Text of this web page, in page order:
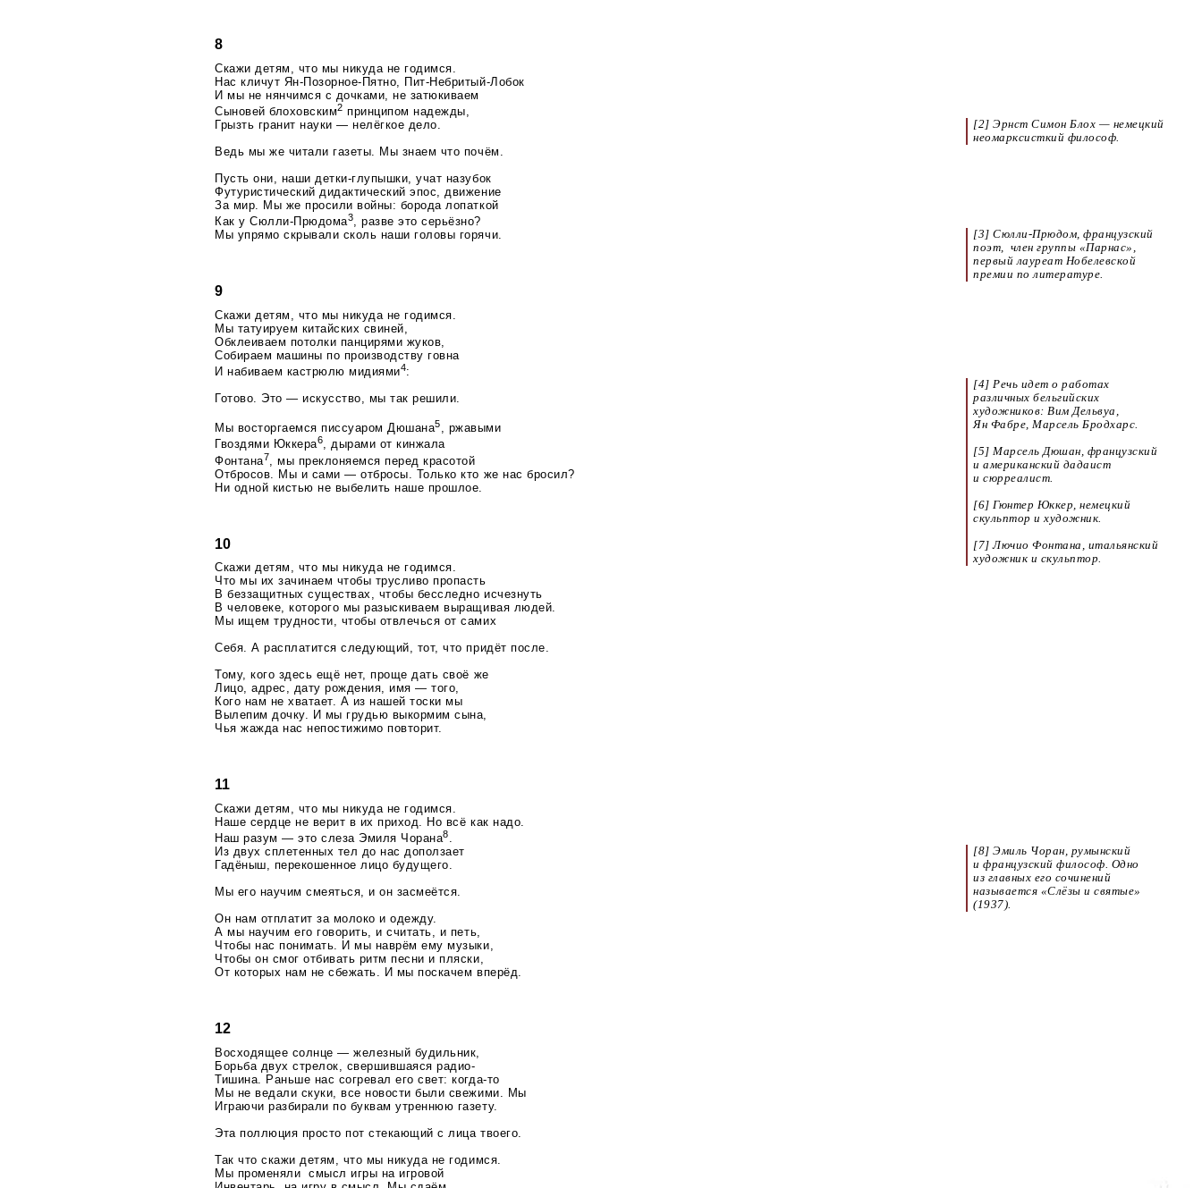
8
Скажи детям, что мы никуда не годимся.
Нас кличут Ян-Позорное-Пятно, Пит-Небритый-Лобок
И мы не нянчимся с дочками, не затюкиваем
Сыновей блоховским2
[2] Эрнст Симон Блох — немецкий
неомарксисткий философ.
принципом надежды,
Грызть гранит науки — нелёгкое дело.
Ведь мы же читали газеты. Мы знаем что почём.
Пусть они, наши детки-глупышки , учат назубок
Футуристический дидактический эпос, движение
За мир. Мы же просили войны: борода лопаткой
Как уСюлли-Прюдома3
[3]Сюлли-Прюдом, французский
поэт, член группы «Парнас»,
первый лауреат Нобелевской
премии по литературе.
, разве это серьёзно?
Мы упрямо скрывали сколь наши головы горячи.
9
Скажи детям, что мы никуда не годимся.
Мы татуируем китайских свиней,
Обклеиваем потолки панцирями жуков,
Собираем машины по производству говна
И набиваем кастрюлю мидиями4
[4] Речь идет о работах
различных бельгийских
художников: Вим Дельвуа,
Ян Фабре, Марсель Бродхарс.
[5] Марсель Дюшан, французский
и американский дадаист
и сюрреалист.
[6] Гюнтер Юккер, немецкий
скульптор и художник.
[7] Лючио Фонтана, итальянский
художник и скульптор.
:
Готово. Это — искусство, мы так решили.
Мы восторгаемся писсуаром Дюшана5, ржавыми
Гвоздями Юккера6, дырами от кинжала
Фонтана7
, мы преклоняемся перед красотой
Отбросов. Мы и сами — отбросы. Только кто же нас бросил?
Ни одной кистью не выбелить наше прошлое.
10
Скажи детям, что мы никуда не годимся.
Что мы их зачинаем чтобы трусливо пропасть
В беззащитных существах, чтобы бесследно исчезнуть
В человеке, которого мы разыскиваем выращивая людей.
Мы ищем трудности, чтобы отвлечься от самих
Себя. А расплатится следующий, тот, что придёт после.
Тому, кого здесь ещё нет, проще дать своё же
Лицо, адрес, дату рождения, имя — того,
Кого нам не хватает. А из нашей тоски мы
Вылепим дочку. И мы грудью выкормим сына,
Чья жажда нас непостижимо повторит.
11
Скажи детям, что мы никуда не годимся.
Наше сердце не верит в их приход. Но всё как надо.
Наш разум — это слеза Эмиля Чорана8
[8] Эмиль Чоран, румынский
и французский философ. Одно
из главных его сочинений
называется «Слёзы и святые»
(1937).
.
Из двух сплетенных тел до нас доползает
Гадёныш, перекошенное лицо будущего.
Мы его научим смеяться, и он засмеётся.
Он нам отплатит за молоко и одежду.
А мы научим его говорить, и считать, и петь,
Чтобы нас понимать. И мы наврём ему музыки,
Чтобы он смог отбивать ритм песни и пляски,
От которых нам не сбежать. И мы поскачем вперёд.
12
Восходящее солнце — железный будильник,
Борьба двух стрелок, свершившаяся радио-
Тишина. Раньше нас согревал его свет:когда-то
Мы не ведали скуки, все новости были свежими. Мы
Играючи разбирали по буквам утреннюю газету.
Эта поллюция просто пот стекающий с лица твоего.
Так что скажи детям, что мы никуда не годимся.
Мы променяли смысл игры на игровой